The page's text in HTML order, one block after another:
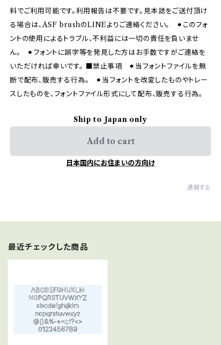
料でご利用可能です。利用報告は不要です。見本誌をご送付頂け
る場合は、ASF brushのLINEよりご連絡ください。 ⚫︎このフォ
ントの使用によるトラブル、不利益には一切の責任を負いませ
ん。 ⚫︎フォントに誤字等を発見した方はお手数ですがご連絡を
いただければ幸いです。 ■禁止事項 ⚫︎当フォントファイルを無
断で配布、販売する行為。 ⚫︎当フォントを改変したものやトレー
スしたものを、フォントファイル形式にして配布、販売する行為。
Ship to Japan only
Add to cart
日本国内にお住まいの方向け
通報する
最近チェックした商品